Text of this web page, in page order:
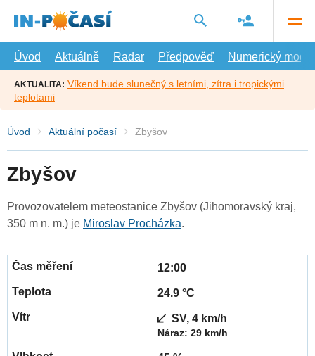
hlavní
Úvod
Aktuálně Radar Předpověď Numerický model
AKTUALITA: Víkend bude slunečný s letními, zítra i tropickými
teplotami
Úvod Aktuální počasí Zbyšov
Zbyšov
Provozovatelem meteostanice Zbyšov (Jihomoravský kraj,
350 m n. m.) je Miroslav Procházka.
12:00
24.9 °C
SV, 4 km/h
Náraz: 29 km/h